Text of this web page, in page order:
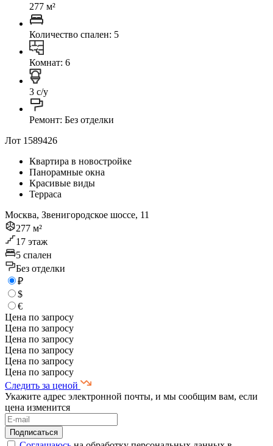
277 м²
Количество спален: 5
Комнат: 6
3 с/у
Ремонт: Без отделки
Лот 1589426
Квартира в новостройке
Панорамные окна
Красивые виды
Терраса
Москва, Звенигородское шоссе, 11
277 м²
17 этаж
5 спален
Без отделки
₽
$
€
Цена по запросу
Цена по запросу
Цена по запросу
Цена по запросу
Цена по запросу
Цена по запросу
Следить за ценой
Укажите адрес электронной почты, и мы сообщим вам, если
цена изменится